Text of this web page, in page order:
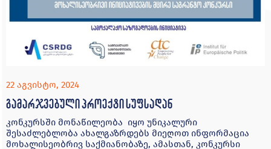
22 აგვისტო, 2024
გამარჯვებული პროექტი სუფსადან
კონკურსში მონაწილეობა იყო უნიკალური
შესაძლებლობა ახალგაზრდებს მიეღოთ ინფორმაცია
მოხალისეობრივ საქმიანობაზე, ამასთან, კონკურსი